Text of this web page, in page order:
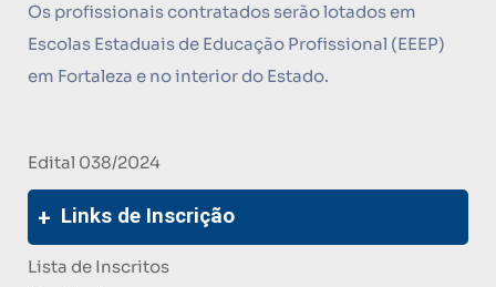
Os profissionais contratados serão lotados em
Escolas Estaduais de Educação Profissional (EEEP)
em Fortaleza e no interior do Estado.
Edital 038/2024
Links de Inscrição
Lista de Inscritos